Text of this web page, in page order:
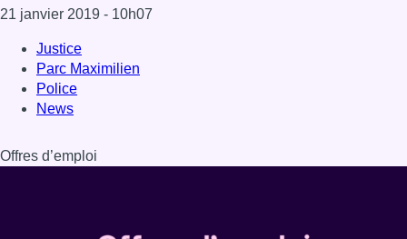
21 janvier 2019 - 10h07
Justice
Parc Maximilien
Police
News
Offres d’emploi